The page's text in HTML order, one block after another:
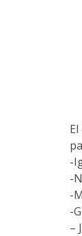
-
-
-
-
–